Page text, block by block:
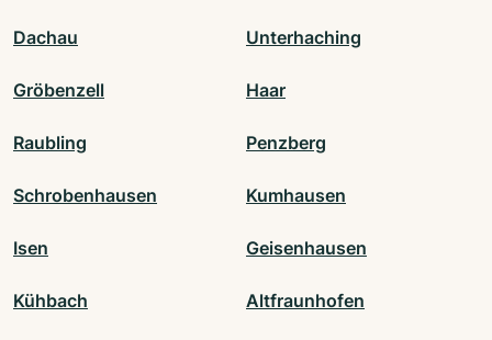
Dachau Unterhaching
Gröbenzell Haar
Raubling Penzberg
Schrobenhausen Kumhausen
Isen Geisenhausen
Kühbach Altfraunhofen